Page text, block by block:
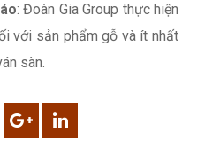
: Đoàn Gia Group thực hiện
với sản phẩm gỗ và ít nhất
sàn.